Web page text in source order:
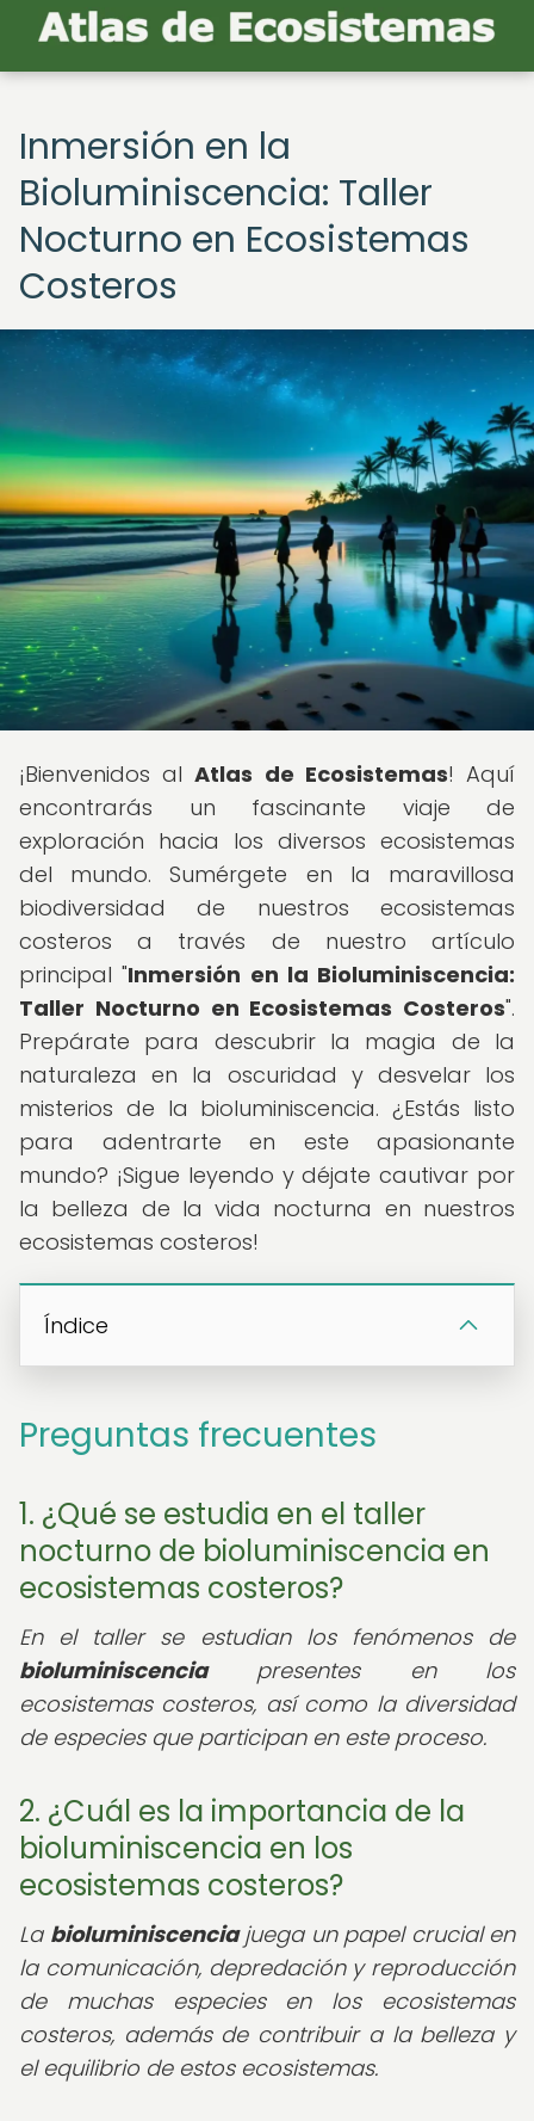
Inmersión en la
Bioluminiscencia: Taller
Nocturno en Ecosistemas
Costeros
¡Bienvenidos alAtlas de Ecosistemas! Aquí
encontrarás un fascinante viaje de
exploración hacia los diversos ecosistemas
del mundo. Sumérgete en la maravillosa
biodiversidad de nuestros ecosistemas
costeros a través de nuestro artículo
principal "Inmersión en la Bioluminiscencia:
Taller Nocturno en Ecosistemas Costeros".
Prepárate para descubrir la magia de la
naturaleza en la oscuridad y desvelar los
misterios de la bioluminiscencia. ¿Estás listo
para adentrarte en este apasionante
mundo? ¡Sigue leyendo y déjate cautivar por
la belleza de la vida nocturna en nuestros
ecosistemas costeros!
Índice
Preguntas frecuentes
1. ¿Qué se estudia en el taller
nocturno de bioluminiscencia en
ecosistemas costeros?
En el taller se estudian los fenómenos de
bioluminiscenciapresentes en los
ecosistemas costeros, así como la diversidad
de especies que participan en este proceso.
2. ¿Cuál es la importancia de la
bioluminiscencia en los
ecosistemas costeros?
La bioluminiscenciajuega un papel crucial en
la comunicación, depredación y reproducción
de muchas especies en los ecosistemas
costeros, además de contribuir a la belleza y
el equilibrio de estos ecosistemas.